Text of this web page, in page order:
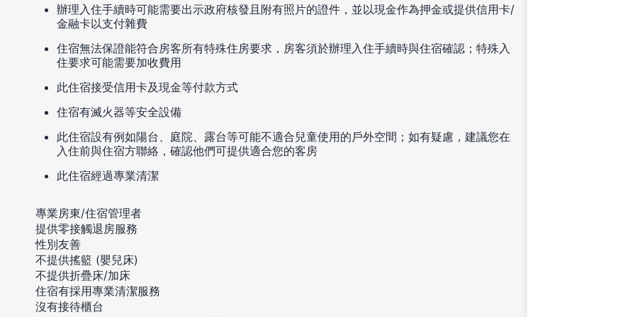
辦理入住手續時可能需要出示政府核發且附有照片的證件，並以現金作為押金或提供信用卡/
金融卡以支付雜費
住宿無法保證能符合房客所有特殊住房要求，房客須於辦理入住手續時與住宿確認；特殊入
住要求可能需要加收費用
此住宿接受信用卡及現金等付款方式
住宿有滅火器等安全設備
此住宿設有例如陽台、庭院、露台等可能不適合兒童使用的戶外空間；如有疑慮，建議您在
入住前與住宿方聯絡，確認他們可提供適合您的客房
此住宿經過專業清潔
專業房東/住宿管理者
提供零接觸退房服務
性別友善
不提供搖籃 (嬰兒床)
不提供折疊床/加床
住宿有採用專業清潔服務
沒有接待櫃台